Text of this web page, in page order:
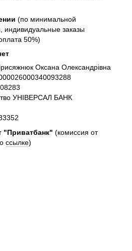
(по минимальной
индивидуальные заказы
50%)
Оксана Олександрівна
УНІВЕРСАЛ БАНК
"Приватбанк" (комиссия от
ссылке)